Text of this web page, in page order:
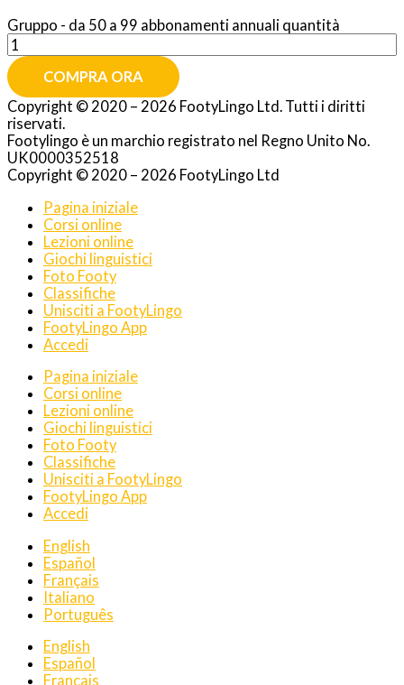
Gruppo - da 50 a 99 abbonamenti annuali quantità
COMPRA ORA
Copyright © 2020 – 2026 FootyLingo Ltd. Tutti i diritti
riservati.
Footylingo è un marchio registrato nel Regno Unito No.
UK0000352518
Copyright © 2020 – 2026 FootyLingo Ltd
Pagina iniziale
Corsi online
Lezioni online
Giochi linguistici
Foto Footy
Classifiche
Unisciti a FootyLingo
FootyLingo App
Accedi
Pagina iniziale
Corsi online
Lezioni online
Giochi linguistici
Foto Footy
Classifiche
Unisciti a FootyLingo
FootyLingo App
Accedi
English
Español
Français
Italiano
Português
English
Español
Français